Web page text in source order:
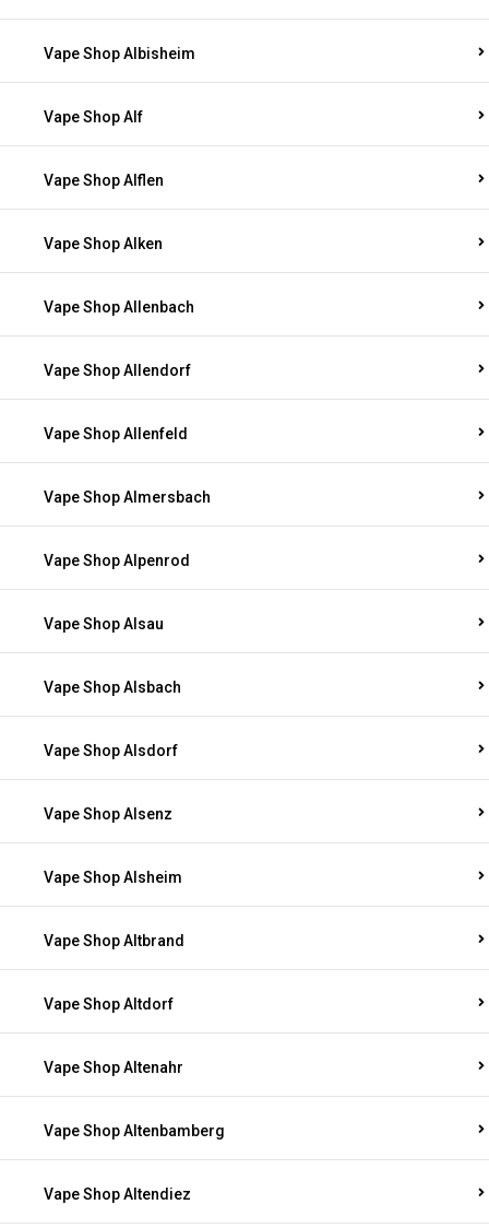
Vape Shop Albisheim
Vape Shop Alf
Vape Shop Alflen
Vape Shop Alken
Vape Shop Allenbach
Vape Shop Allendorf
Vape Shop Allenfeld
Vape Shop Almersbach
Vape Shop Alpenrod
Vape Shop Alsau
Vape Shop Alsbach
Vape Shop Alsdorf
Vape Shop Alsenz
Vape Shop Alsheim
Vape Shop Altbrand
Vape Shop Altdorf
Vape Shop Altenahr
Vape Shop Altenbamberg
Vape Shop Altendiez